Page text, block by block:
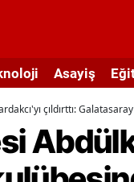
Asayiş
çıldırttı: